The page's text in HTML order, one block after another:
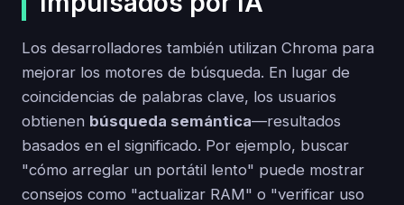
Los desarrolladores también utilizan Chroma para
mejorar los motores de búsqueda. En lugar de
coincidencias de palabras clave, los usuarios
obtienen búsqueda semántica—resultados
basados en el significado. Por ejemplo, buscar
"cómo arreglar un portátil lento" puede mostrar
consejos como "actualizar RAM" o "verificar uso